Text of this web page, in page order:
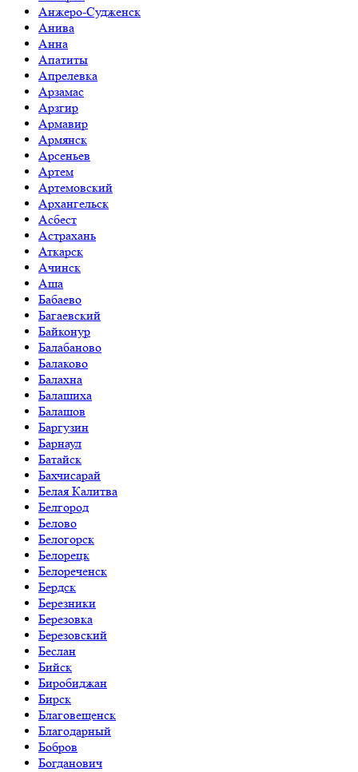
Анжеро-Судженск
Анива
Анна
Апатиты
Апрелевка
Арзамас
Арзгир
Армавир
Армянск
Арсеньев
Артем
Артемовский
Архангельск
Асбест
Астрахань
Аткарск
Ачинск
Аша
Бабаево
Багаевский
Байконур
Балабаново
Балаково
Балахна
Балашиха
Балашов
Баргузин
Барнаул
Батайск
Бахчисарай
Белая Калитва
Белгород
Белово
Белогорск
Белорецк
Белореченск
Бердск
Березники
Березовка
Березовский
Беслан
Бийск
Биробиджан
Бирск
Благовещенск
Благодарный
Бобров
Богданович